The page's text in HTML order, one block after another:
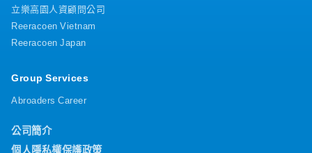
立樂高園人資顧問公司
Reeracoen Vietnam
Reeracoen Japan
Group Services
Abroaders Career
公司簡介
個人隱私權保護政策